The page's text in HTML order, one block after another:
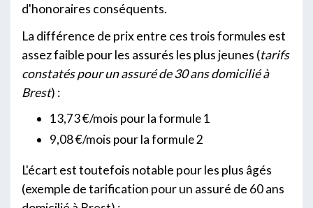
d'honoraires conséquents.
La différence de prix entre ces trois formules est
assez faible pour les assurés les plus jeunes (tarifs
constatés pour un assuré de 30 ans domicilié à
Brest) :
13,73 €/mois pour la formule 1
9,08 €/mois pour la formule 2
L'écart est toutefois notable pour les plus âgés
(exemple de tarification pour un assuré de 60 ans